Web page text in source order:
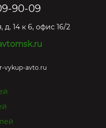
90-09
д. 14 к 6, офис 16/2
vykup-avto.ru